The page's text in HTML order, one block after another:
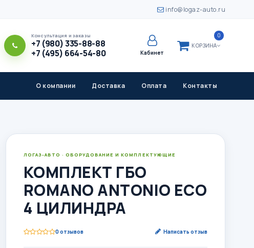
info@logaz-auto.ru
Консультация и заказы
+7 (980) 335-88-88
+7 (495) 664-54-80
Кабинет
КОРЗИНА
0
О компании Доставка Оплата Контакты
ЛОГАЗ-АВТО · ОБОРУДОВАНИЕ И КОМПЛЕКТУЮЩИЕ
КОМПЛЕКТ ГБО
ROMANO ANTONIO ECO
4 ЦИЛИНДРА
0 отзывов Написать отзыв